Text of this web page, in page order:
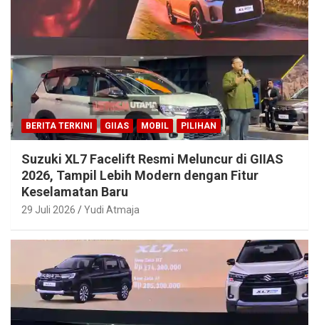
BERITA TERKINI GIIAS MOBIL PILIHAN
Suzuki XL7 Facelift Resmi Meluncur di GIIAS
2026, Tampil Lebih Modern dengan Fitur
Keselamatan Baru
29 Juli 2026 Yudi Atmaja